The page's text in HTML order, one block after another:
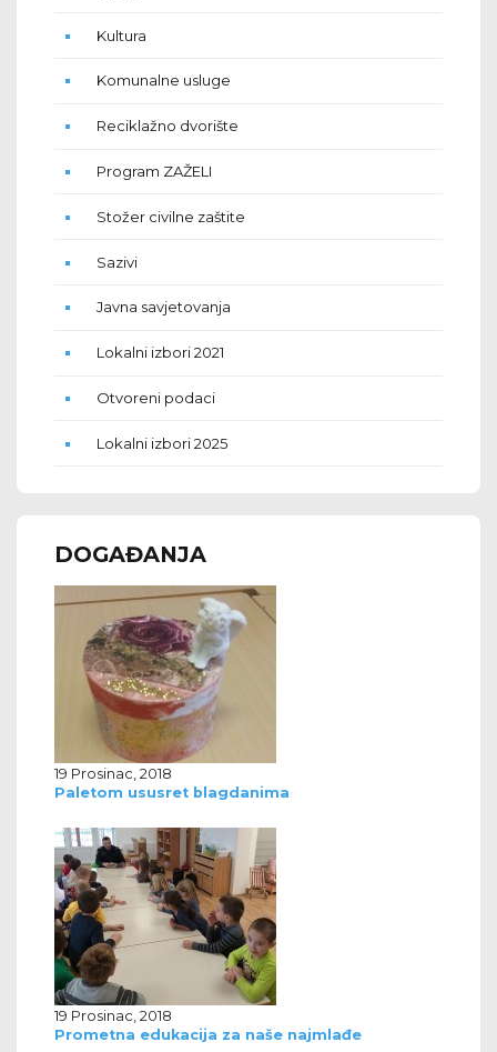
Kultura
Komunalne usluge
Reciklažno dvorište
Program ZAŽELI
Stožer civilne zaštite
Sazivi
Javna savjetovanja
Lokalni izbori 2021
Otvoreni podaci
Lokalni izbori 2025
DOGAĐANJA
19 Prosinac, 2018
Paletom ususret blagdanima
19 Prosinac, 2018
Prometna edukacija za naše najmlađe